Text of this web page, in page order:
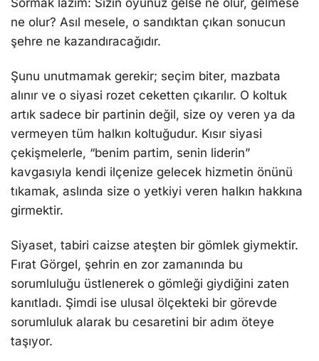
Sormak lazım: Sizin oyunuz gelse ne olur, gelmese
ne olur? Asıl mesele, o sandıktan çıkan sonucun
şehre ne kazandıracağıdır.
Şunu unutmamak gerekir; seçim biter, mazbata
alınır ve o siyasi rozet ceketten çıkarılır. O koltuk
artık sadece bir partinin değil, size oy veren ya da
vermeyen tüm halkın koltuğudur. Kısır siyasi
çekişmelerle, “benim partim, senin liderin”
kavgasıyla kendi ilçenize gelecek hizmetin önünü
tıkamak, aslında size o yetkiyi veren halkın hakkına
girmektir.
Siyaset, tabiri caizse ateşten bir gömlek giymektir.
Fırat Görgel, şehrin en zor zamanında bu
sorumluluğu üstlenerek o gömleği giydiğini zaten
kanıtladı. Şimdi ise ulusal ölçekteki bir görevde
sorumluluk alarak bu cesaretini bir adım öteye
taşıyor.